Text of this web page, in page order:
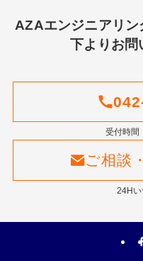
AZAエンジニアリン
下よりお問
受付時
ご相談
24Hい